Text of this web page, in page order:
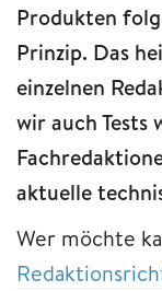
Produkten
Prinzip. Das
einzelnen
wir auch Tests
aktuelle
Wer möchte